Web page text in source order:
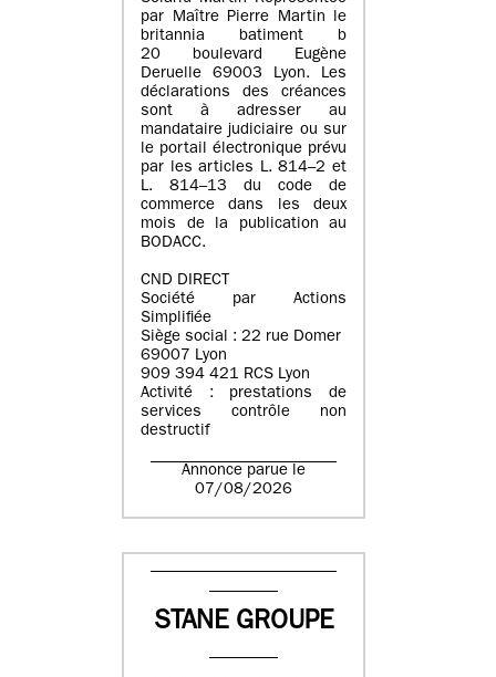
par Maître Pierre Martin le
britannia batiment b
20 boulevard Eugène
Deruelle 69003 Lyon. Les
déclarations des créances
sont à adresser au
mandataire judiciaire ou sur
le portail électronique prévu
par les articles L. 814–2 et
L. 814–13 du code de
commerce dans les deux
mois de la publication au
BODACC.
CND DIRECT
Société par Actions
Simplifiée
Siège social : 22 rue Domer
69007 Lyon
909 394 421 RCS Lyon
Activité : prestations de
services contrôle non
destructif
Annonce parue le
07/08/2026
STANE GROUPE